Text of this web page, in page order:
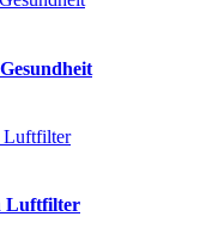
Luftfilter